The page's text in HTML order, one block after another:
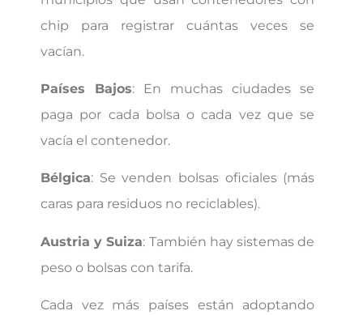
chip para registrar cuántas veces se
vacían.
Países Bajos: En muchas ciudades se
paga por cada bolsa o cada vez que se
vacía el contenedor.
Bélgica: Se venden bolsas oficiales (más
caras para residuos no reciclables).
Austria y Suiza: También hay sistemas de
peso o bolsas con tarifa.
Cada vez más países están adoptando